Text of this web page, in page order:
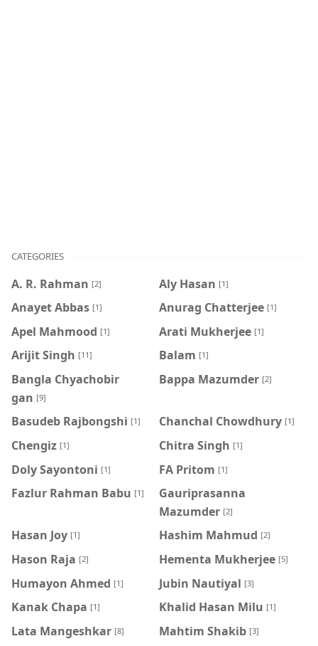
CATEGORIES
A. R. Rahman [2] Aly Hasan [1]
Anayet Abbas [1] Anurag Chatterjee [1]
Apel Mahmood [1] Arati Mukherjee [1]
Arijit Singh [11] Balam [1]
Bangla Chyachobir
gan [9]
Bappa Mazumder [2]
Basudeb Rajbongshi [1] Chanchal Chowdhury [1]
Chengiz [1] Chitra Singh [1]
Doly Sayontoni [1] FA Pritom [1]
Fazlur Rahman Babu [1]
Gauriprasanna
Mazumder [2]
Hasan Joy [1] Hashim Mahmud [2]
Hason Raja [2] Hementa Mukherjee [5]
Humayon Ahmed [1] Jubin Nautiyal [3]
Kanak Chapa [1] Khalid Hasan Milu [1]
Lata Mangeshkar [8] Mahtim Shakib [3]